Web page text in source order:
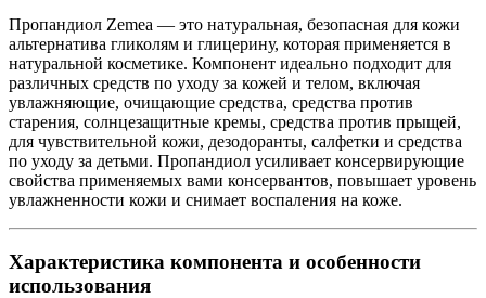
Пропандиол Zemea — это натуральная, безопасная для кожи
альтернатива гликолям и глицерину, которая применяется в
натуральной косметике. Компонент идеально подходит для
различных средств по уходу за кожей и телом, включая
увлажняющие, очищающие средства, средства против
старения, солнцезащитные кремы, средства против прыщей,
для чувствительной кожи, дезодоранты, салфетки и средства
по уходу за детьми. Пропандиол усиливает консервирующие
свойства применяемых вами консервантов, повышает уровень
увлажненности кожи и снимает воспаления на коже.
Характеристика компонента и особенности
использования